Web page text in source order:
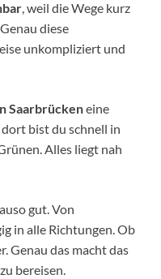
, weil die Wege kurz
diese
unkompliziert und
Saarbrückeneine
bist du schnell in
Alles liegt nah
gut. Von
in alle Richtungen. Ob
Genau das macht das
zu bereisen.